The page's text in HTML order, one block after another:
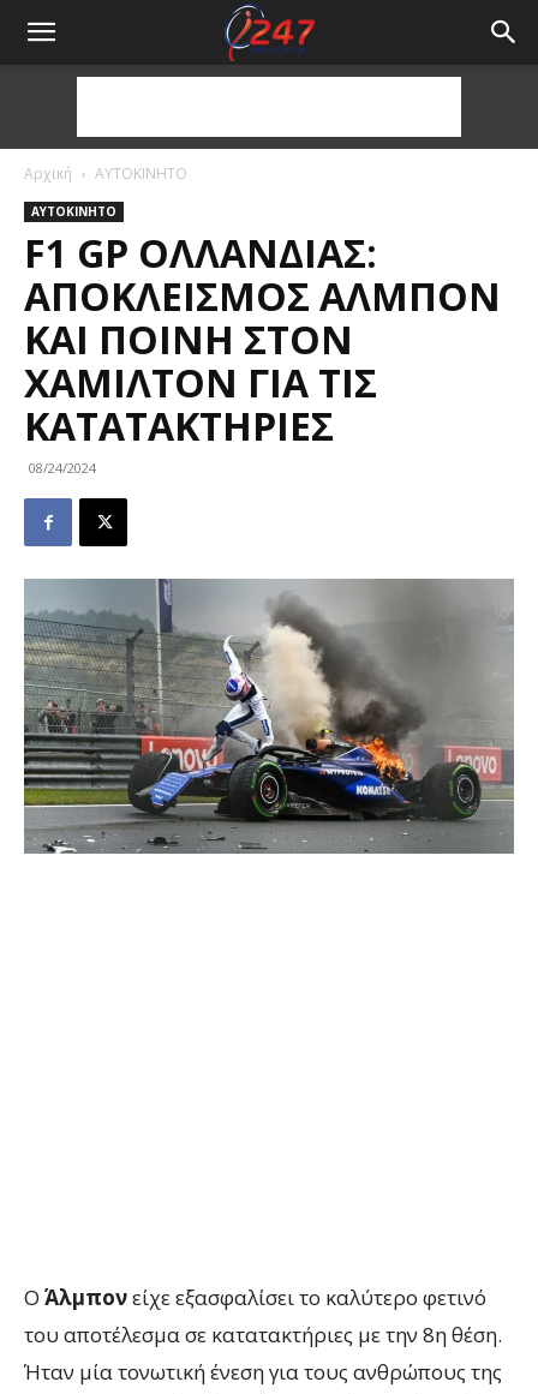
Αρχική ΑΥΤΟΚΙΝΗΤΟ
ΑΥΤΟΚΙΝΗΤΟ
F1 GP ΟΛΛΑΝΔΊΑΣ:
ΑΠΟΚΛΕΙΣΜΌΣ ΆΛΜΠΟΝ
ΚΑΙ ΠΟΙΝΉ ΣΤΟΝ
ΧΆΜΙΛΤΟΝ ΓΙΑ ΤΙΣ
ΚΑΤΑΤΑΚΤΉΡΙΕΣ
08/24/2024
Ο Άλμπονείχε εξασφαλίσει το καλύτερο φετινό
του αποτέλεσμα σε κατατακτήριες με την 8η θέση.
Ήταν μία τονωτική ένεση για τους ανθρώπους της